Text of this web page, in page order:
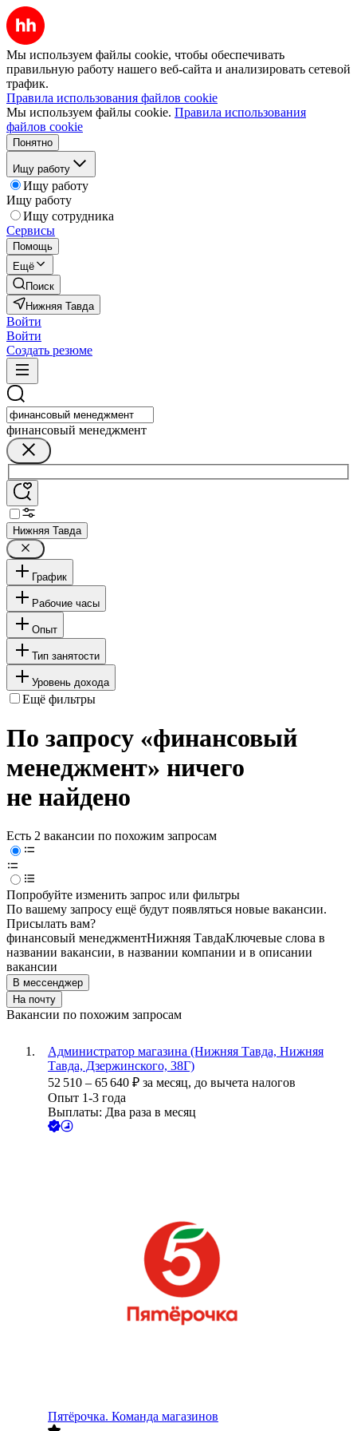
Мы используем файлы cookie, чтобы обеспечивать
правильную работу нашего веб-сайта и анализировать сетевой
трафик.
Правила использования файлов cookie
Мы используем файлы cookie. Правила использования
файлов cookie
Понятно
Ищу работу
Ищу работу
Ищу работу
Ищу сотрудника
Сервисы
Помощь
Ещё
Поиск
Нижняя Тавда
Войти
Войти
Создать резюме
финансовый менеджмент
Нижняя Тавда
График
Рабочие часы
Опыт
Тип занятости
Уровень дохода
Ещё фильтры
По запросу «финансовый
менеджмент» ничего
не найдено
Есть 2 вакансии по похожим запросам
Попробуйте изменить запрос или фильтры
По вашему запросу ещё будут появляться новые вакансии.
Присылать вам?
финансовый менеджментНижняя ТавдаКлючевые слова в
названии вакансии, в названии компании и в описании
вакансии
В мессенджер
На почту
Вакансии по похожим запросам
Администратор магазина (Нижняя Тавда, Нижняя
Тавда, Дзержинского, 38Г)
52 510 – 65 640 ₽ за месяц, до вычета налогов
Опыт 1-3 года
Выплаты: Два раза в месяц
Пятёрочка. Команда магазинов